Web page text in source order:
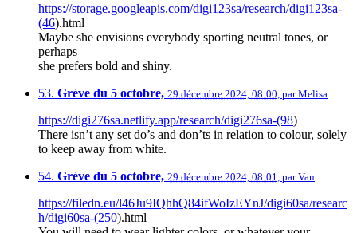
https://storage.googleapis.com/digi123sa/research/digi123sa-
(46).html
Maybe she envisions everybody sporting neutral tones, or
perhaps
she prefers bold and shiny.
53. Grève du 5 octobre, 29 décembre 2024, 08:00 parMelisa
https://digi276sa.netlify.app/research/digi276sa-(98)
There isn’t any set do’s and don’ts in relation to colour, solely
to keep away from white.
54. Grève du 5 octobre, 29 décembre 2024, 08:01 parVan
https://filedn.eu/l46Ju9IQhhQ84ifWoIzEYnJ/digi60sa/researc
h/digi60sa-(250).html